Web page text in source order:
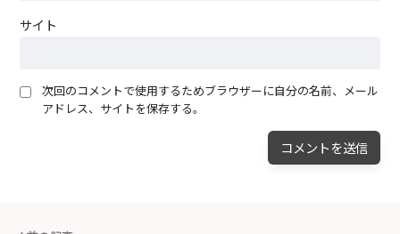
サイト
次回のコメントで使用するためブラウザーに自分の名前、メール
アドレス、サイトを保存する。